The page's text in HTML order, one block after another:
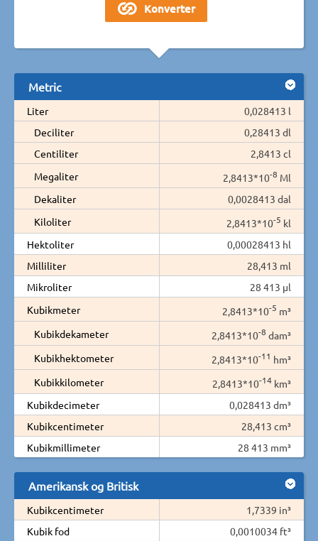
Metric
Liter
0,028413 l
Deciliter
0,28413 dl
Centiliter
2,8413 cl
Megaliter
2,8413*10-8 Ml
Dekaliter
0,0028413 dal
Kiloliter
2,8413*10-5 kl
Hektoliter
0,00028413 hl
Milliliter
28,413 ml
Mikroliter
28 413 µl
Kubikmeter
2,8413*10-5 m³
Kubikdekameter
2,8413*10-8 dam³
Kubikhektometer
2,8413*10-11 hm³
Kubikkilometer
2,8413*10-14 km³
Kubikdecimeter
0,028413 dm³
Kubikcentimeter
28,413 cm³
Kubikmillimeter
28 413 mm³
Amerikansk og Britisk
Kubikcentimeter
1,7339 in³
Kubik fod
0,0010034 ft³